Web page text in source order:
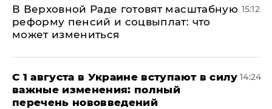
В Верховной Раде готовят масштабную
реформу пенсий и соцвыплат: что
может измениться
15:12
С 1 августа в Украине вступают в силу
важные изменения: полный
перечень нововведений
14:24